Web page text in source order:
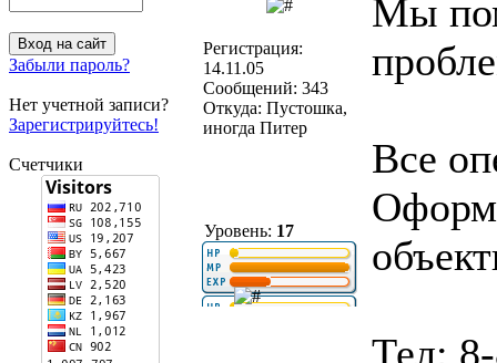
Забыли пароль?
Нет учетной записи?
Зарегистрируйтесь!
Счетчики
Регистрация:
14.11.05
Сообщений: 343
Откуда: Пустошка,
иногда Питер
Уровень: 17
Мы
Все
Тел: